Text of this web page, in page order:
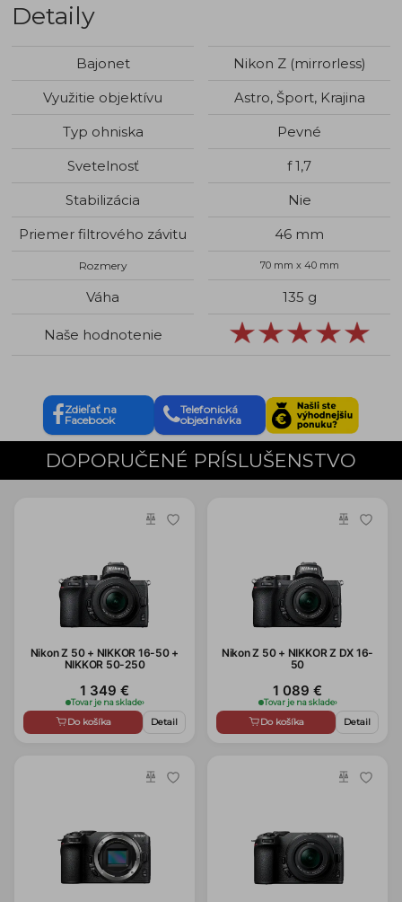
Detaily
Bajonet
Nikon Z (mirrorless)
Využitie objektívu
Astro, Šport, Krajina
Typ ohniska
Pevné
Svetelnosť
f 1,7
Stabilizácia
Nie
Priemer filtrového závitu
46 mm
Rozmery 70 mm x 40 mm
Váha 135 g
Naše hodnotenie
Zdieľať na
Facebook
Telefonická
objednávka
DOPORUČENÉ PRÍSLUŠENSTVO
Nikon Z 50 + NIKKOR 16-50 +
NIKKOR 50-250
1 349 €
Tovar je na sklade›
Do košíka Detail
Nikon Z 50 + NIKKOR Z DX 16-
50
1 089 €
Tovar je na sklade›
Do košíka Detail